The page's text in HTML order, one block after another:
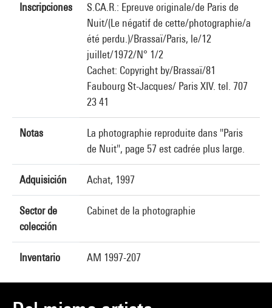
Inscripciones
S.CA.R.: Epreuve originale/de Paris de
Nuit/(Le négatif de cette/photographie/a
été perdu.)/Brassaï/Paris, le/12
juillet/1972/N° 1/2
Cachet: Copyright by/Brassaï/81
Faubourg St-Jacques/ Paris XIV. tel. 707
23 41
Notas
La photographie reproduite dans "Paris
de Nuit", page 57 est cadrée plus large.
Adquisición Achat, 1997
Sector de
colección
Cabinet de la photographie
Inventario AM 1997-207